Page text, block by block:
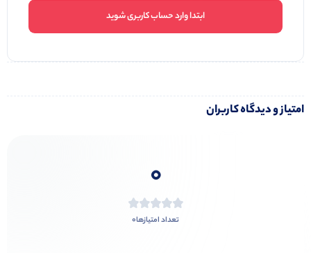
ابتدا وارد حساب کاربری شوید
امتیاز و دیدگاه کاربران
0
تعداد امتیازها0